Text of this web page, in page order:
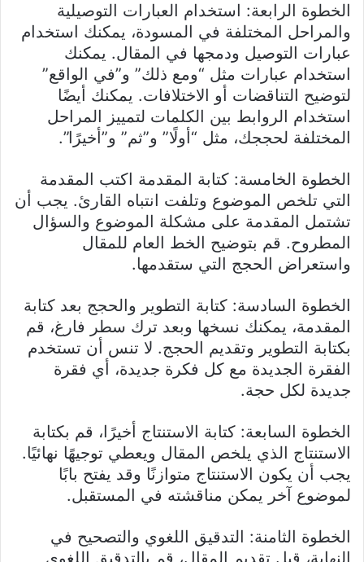
الخطوة الرابعة: استخدام العبارات التوصيلية
والمراحل المختلفة في المسودة، يمكنك استخدام
عبارات التوصيل ودمجها في المقال. يمكنك
استخدام عبارات مثل “ومع ذلك” و”في الواقع”
لتوضيح التناقضات أو الاختلافات. يمكنك أيضًا
استخدام الروابط بين الكلمات لتمييز المراحل
المختلفة لحججك، مثل “أولًا” و”ثم” و”أخيرًا”.
الخطوة الخامسة: كتابة المقدمة اكتب المقدمة
التي تلخص الموضوع وتلفت انتباه القارئ. يجب أن
تشتمل المقدمة على مشكلة الموضوع والسؤال
المطروح. قم بتوضيح الخط العام للمقال
واستعراض الحجج التي ستقدمها.
الخطوة السادسة: كتابة التطوير والحجج بعد كتابة
المقدمة، يمكنك نسخها وبعد ترك سطر فارغ، قم
بكتابة التطوير وتقديم الحجج. لا تنس أن تستخدم
الفقرة الجديدة مع كل فكرة جديدة، أي فقرة
جديدة لكل حجة.
الخطوة السابعة: كتابة الاستنتاج أخيرًا، قم بكتابة
الاستنتاج الذي يلخص المقال ويعطي توجيهًا نهائيًا.
يجب أن يكون الاستنتاج متوازنًا وقد يفتح بابًا
لموضوع آخر يمكن مناقشته في المستقبل.
الخطوة الثامنة: التدقيق اللغوي والتصحيح في